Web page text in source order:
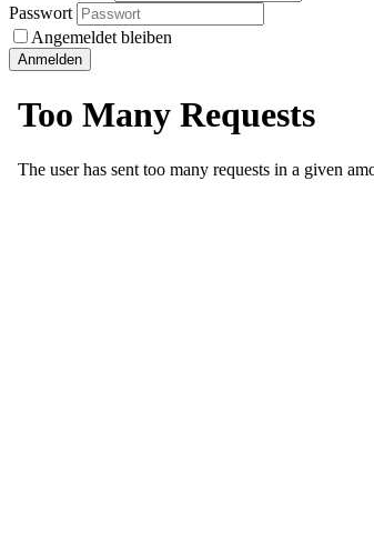
Passwort
Angemeldet bleiben